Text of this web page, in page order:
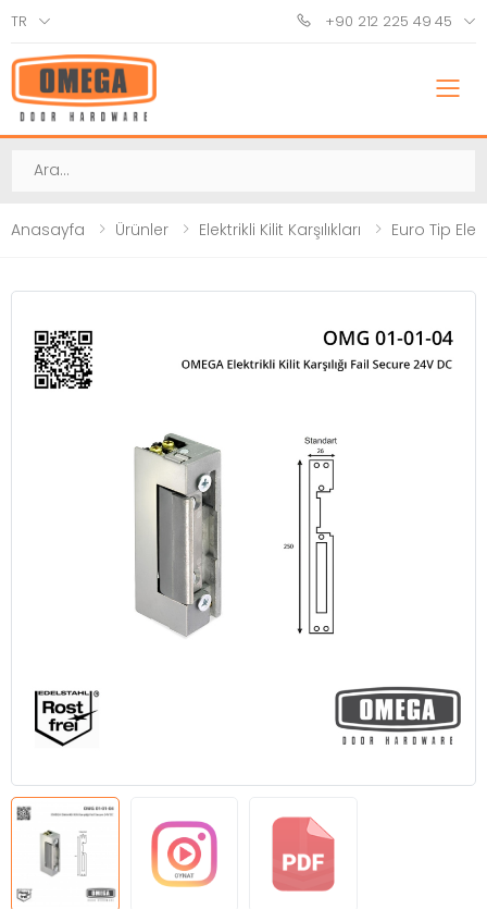
TR +90 212 225 49 45
Ara
Anasayfa Ürünler Elektrikli Kilit Karşılıkları Euro Tip